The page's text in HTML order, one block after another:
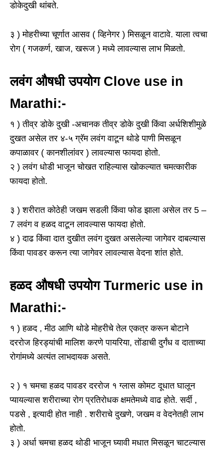
डोकेदुखी थांबते.
३ ) मोहरीच्या चूर्णात आसव ( व्हिनेगर ) मिसळून वाटावे. याला त्वचा
रोग ( गजकर्ण, खाज, खरूज ) मध्ये लावल्यास लाभ मिळतो.
लवंग औषधी उपयोग Clove use in
Marathi:-
१ ) तीव्र डोके दुखी -अचानक तीव्र डोके दुखी किंवा अर्धशिशीमुळे
दुखत असेल तर ४-५ ग्रॅम लवंग वाटून थोडे पाणी मिसळून
कपाळावर ( कानशीलांवर ) लावल्यास फायदा होतो.
२ ) लवंग धोडी भाजून चोखत राहिल्यास खोकल्यात चमत्कारीक
फायदा होतो.
३ ) शरीरात कोठेही जखम सडली किंवा फोड झाला असेल तर 5 –
7 लवंग व हळद वाटून लावल्यास फायदा होतो.
४ ) दाढ किंवा दात दुखीत लवंग दुखत असलेल्या जागेवर दाबल्यास
किंवा पावडर करून त्या जागेवर लावल्यास वेदना शांत होते.
हळद औषधी उपयोग Turmeric use in
Marathi:-
१ ) हळद , मीठ आणि थोडे मोहरीचे तेल एकत्र करून बोटाने
दररोज हिरड्यांची मालिश करणे पायरिया, तोंडाची दुर्गंध व दाताच्या
रोगांमध्ये अत्यंत लाभदायक असते.
२ ) १ चमचा हळद पावडर दररोज १ ग्लास कोमट दूधात घालून
प्यायल्यास शरीराच्या रोग प्रतिरोधक क्षमतेमध्ये वाढ होते. सर्दी ,
पडसे , इत्यादी होत नाही . शरीराचे दुखणे, जखम व वेदनेतही लाभ
होतो.
३ ) अर्धा चमचा हळद थोडी भाजून घ्यावी मधात मिसळून चाटल्यास